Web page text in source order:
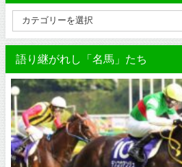
語り継がれし「名馬」たち